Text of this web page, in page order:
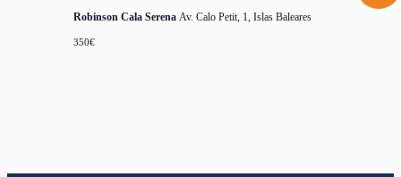
Robinson Cala Serena Av. Calo Petit, 1, Islas Baleares
350€